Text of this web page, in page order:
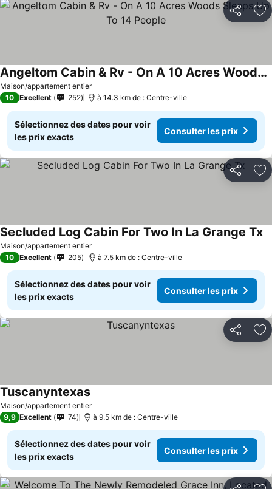
Partager
Maison/appartement entier
Angeltom Cabin & Rv - On A 10 Acres Woods Sleeps Up To 14 People
Consulter les prix
10 Excellent 252 à 14.3 km de : Centre-ville
Sélectionnez des dates pour voir
les prix exacts
Consulter les prix
Partager
Maison/appartement entier
Secluded Log Cabin For Two In La Grange Tx
10 Excellent 205 à 7.5 km de : Centre-ville
Sélectionnez des dates pour voir
les prix exacts
Consulter les prix
Partager
Maison/appartement entier
TuscanyntexasConsulter les prix
9,9 Excellent 74 à 9.5 km de : Centre-ville
Sélectionnez des dates pour voir
les prix exacts
Consulter les prix